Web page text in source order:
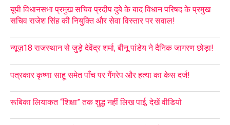
यूपी विधानसभा प्रमुख सचिव प्रदीप दुबे के बाद विधान परिषद के प्रमुख
सचिव राजेश सिंह की नियुक्ति और सेवा विस्तार पर सवाल!
न्यूज़18 राजस्थान से जुड़े देवेंद्र शर्मा, बीनू पांडेय ने दैनिक जागरण छोड़ा!
पत्रकार कृष्णा साहू समेत पाँच पर गैंगरेप और हत्या का केस दर्ज!
रूबिका लियाकत “शिक्षा” तक शुद्ध नहीं लिख पाई, देखें वीडियो